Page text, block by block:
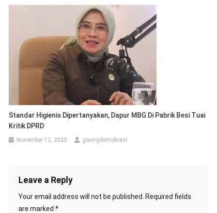
Standar Higienis Dipertanyakan, Dapur MBG Di Pabrik Besi Tuai
Kritik DPRD
November 13, 2025 gaungdemokrasi
Leave a Reply
Your email address will not be published.
Required fields
are marked *